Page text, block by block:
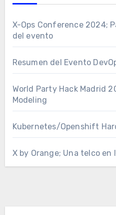
X-Ops Conference 2024;
del evento
Resumen del Evento
World Party Hack Madrid
Modeling
Kubernetes/Openshift
X by Orange; Una telco en